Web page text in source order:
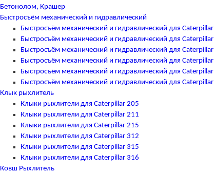
Бетонолом, Крашер
Быстросъём механический и гидравлический
Быстросъём механический и гидравлический для Caterpillar
Быстросъём механический и гидравлический для Caterpillar
Быстросъём механический и гидравлический для Caterpillar
Быстросъём механический и гидравлический для Caterpillar
Быстросъём механический и гидравлический для Caterpillar
Быстросъём механический и гидравлический для Caterpillar
Клык рыхлитель
Клыки рыхлители для Caterpillar 205
Клыки рыхлители для Caterpillar 211
Клыки рыхлители для Caterpillar 215
Клыки рыхлители для Caterpillar 312
Клыки рыхлители для Caterpillar 315
Клыки рыхлители для Caterpillar 316
Ковш Рыхлитель